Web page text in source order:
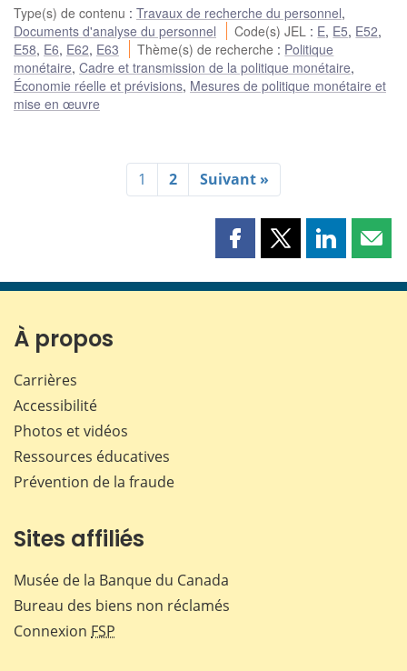
Type(s) de contenu : Travaux de recherche du personnel,
Documents d'analyse du personnel
Code(s) JEL : E, E5, E52,
E58, E6, E62, E63 Thème(s) de recherche : Politique
monétaire, Cadre et transmission de la politique monétaire,
Économie réelle et prévisions, Mesures de politique monétaire et
mise en œuvre
1 2 Suivant »
Partager
page
Partager
page
Partager
page page
À propos
Carrières
Accessibilité
Photos et vidéos
Ressources éducatives
Prévention de la fraude
Sites affiliés
Musée de la Banque du Canada
Bureau des biens non réclamés
Connexion FSP